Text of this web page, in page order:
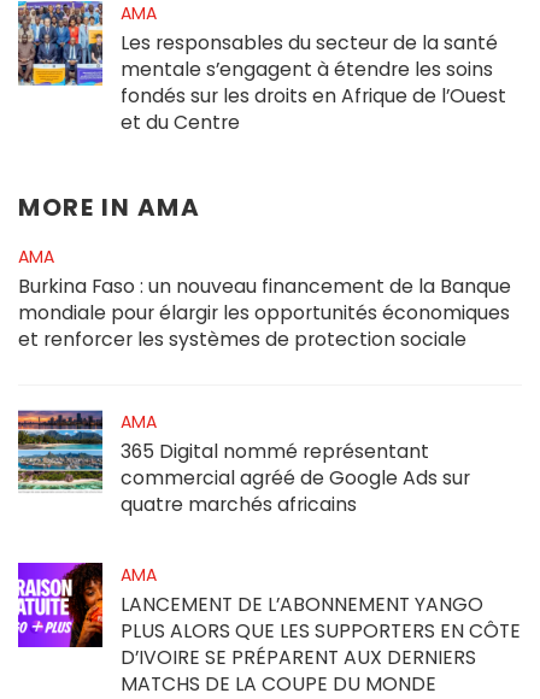
AMA
Les responsables du secteur de la santé
mentale s’engagent à étendre les soins
fondés sur les droits en Afrique de l’Ouest
et du Centre
MORE IN AMA
AMA
Burkina Faso : un nouveau financement de la Banque
mondiale pour élargir les opportunités économiques
et renforcer les systèmes de protection sociale
AMA
365 Digital nommé représentant
commercial agréé de Google Ads sur
quatre marchés africains
AMA
LANCEMENT DE L’ABONNEMENT YANGO
PLUS ALORS QUE LES SUPPORTERS EN CÔTE
D’IVOIRE SE PRÉPARENT AUX DERNIERS
MATCHS DE LA COUPE DU MONDE